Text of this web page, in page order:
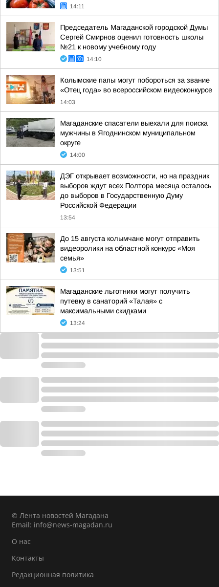
14:11
Председатель Магаданской городской Думы
Сергей Смирнов оценил готовность школы
№21 к новому учебному году
14:10
Колымские папы могут побороться за звание
«Отец года» во всероссийском видеоконкурсе
14:03
Магаданские спасатели выехали для поиска
мужчины в Ягоднинском муниципальном
округе
14:00
ДЭГ открывает возможности, но на праздник
выборов ждут всех Полтора месяца осталось
до выборов в Государственную Думу
Российской Федерации
13:54
До 15 августа колымчане могут отправить
видеоролики на областной конкурс «Моя
семья»
13:51
Магаданские льготники могут получить
путевку в санаторий «Талая» с
максимальными скидками
13:24
© Лента новостей Магадана
Email: info@news-magadan.ru
О нас
Контакты
Редакционная политика